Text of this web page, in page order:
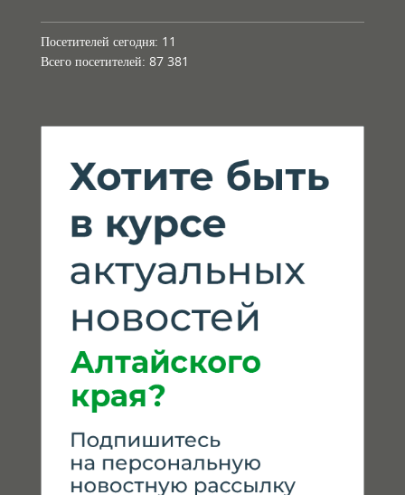
Посетителей сегодня: 11
Всего посетителей: 87 381